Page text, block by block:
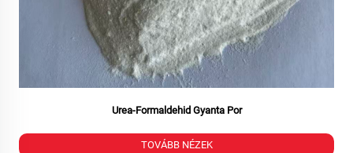
Urea-Formaldehid Gyanta Por
TOVÁBB NÉZEK